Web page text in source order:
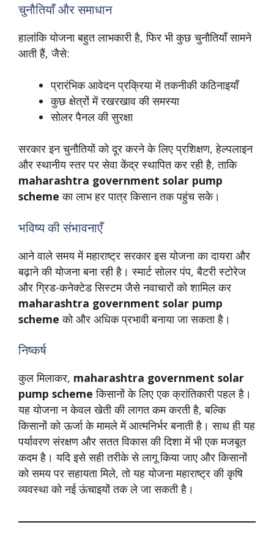
चुनौतियाँ और समाधान
हालांकि योजना बहुत लाभकारी है, फिर भी कुछ चुनौतियाँ सामने
आती हैं, जैसे:
प्रारंभिक आवेदन प्रक्रिया में तकनीकी कठिनाइयाँ
कुछ क्षेत्रों में रखरखाव की समस्या
सोलर पैनल की सुरक्षा
सरकार इन चुनौतियों को दूर करने के लिए प्रशिक्षण, हेल्पलाइन
और स्थानीय स्तर पर सेवा केंद्र स्थापित कर रही है, ताकि
maharashtra government solar pump
scheme का लाभ हर पात्र किसान तक पहुंच सके।
भविष्य की संभावनाएँ
आने वाले समय में महाराष्ट्र सरकार इस योजना का दायरा और
बढ़ाने की योजना बना रही है। स्मार्ट सोलर पंप, बैटरी स्टोरेज
और ग्रिड-कनेक्टेड सिस्टम जैसे नवाचारों को शामिल कर
maharashtra government solar pump
scheme को और अधिक प्रभावी बनाया जा सकता है।
निष्कर्ष
कुल मिलाकर, maharashtra government solar
pump scheme किसानों के लिए एक क्रांतिकारी पहल है।
यह योजना न केवल खेती की लागत कम करती है, बल्कि
किसानों को ऊर्जा के मामले में आत्मनिर्भर बनाती है। साथ ही यह
पर्यावरण संरक्षण और सतत विकास की दिशा में भी एक मजबूत
कदम है। यदि इसे सही तरीके से लागू किया जाए और किसानों
को समय पर सहायता मिले, तो यह योजना महाराष्ट्र की कृषि
व्यवस्था को नई ऊंचाइयों तक ले जा सकती है।